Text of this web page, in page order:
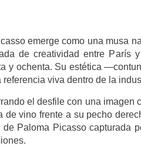
emerge como una musa
de creatividad entre París
y ochenta. Su estética
viva dentro de la
el desfile con una imagen
vino frente a su pecho
Paloma Picasso capturada